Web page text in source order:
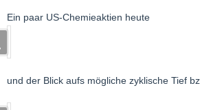
Ein paar US-Chemieaktien heute
und der Blick aufs mögliche zyklische Tief